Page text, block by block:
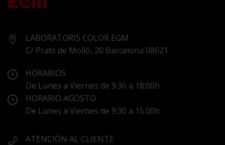
LABORATORIS COLOR EGM
C/ Prats de Molló, 20 Barcelona 08021
HORARIOS
De Lunes a Viernes de 9:30 a 18:00h
HORARIO AGOSTO
De Lunes a Viernes de 9:30 a 15.00h
ATENCIÓN AL CLIENTE